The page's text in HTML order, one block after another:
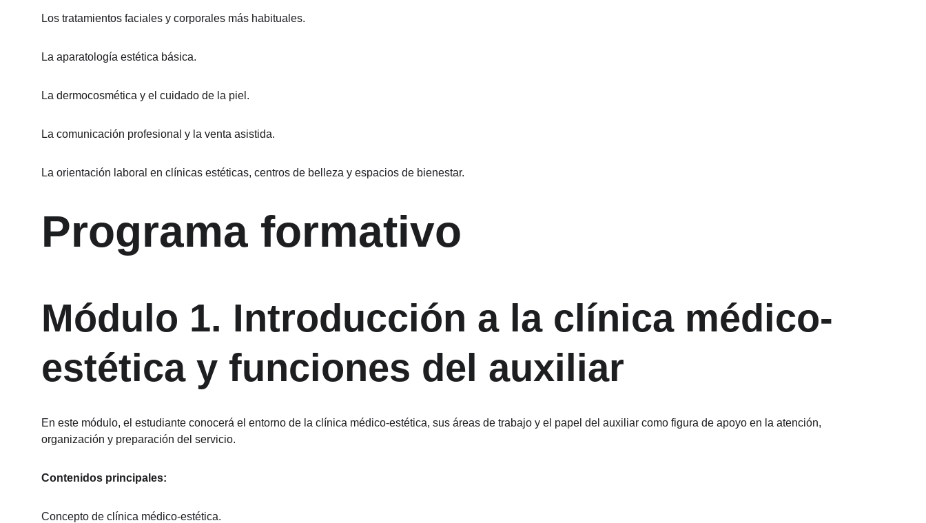
Los tratamientos faciales y corporales más habituales.
La aparatología estética básica.
La dermocosmética y el cuidado de la piel.
La comunicación profesional y la venta asistida.
La orientación laboral en clínicas estéticas, centros de belleza y espacios de bienestar.
Programa formativo
Módulo 1. Introducción a la clínica médico-
estética y funciones del auxiliar
En este módulo, el estudiante conocerá el entorno de la clínica médico-estética, sus áreas de trabajo y el papel del auxiliar como figura de apoyo en la atención,
organización y preparación del servicio.
Contenidos principales:
Concepto de clínica médico-estética.